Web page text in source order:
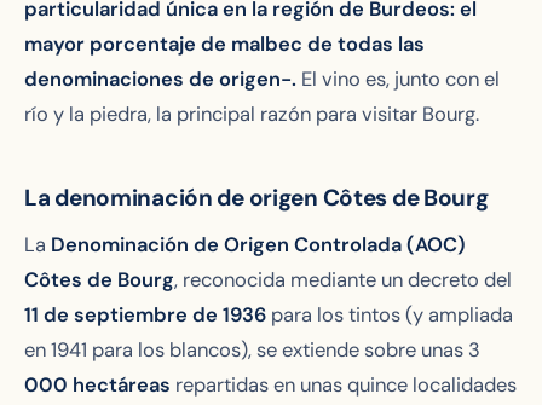
particularidad única en la región de Burdeos: el
mayor porcentaje de malbec de todas las
denominaciones de origen-. El vino es, junto con el
río y la piedra, la principal razón para visitar Bourg.
La denominación de origen Côtes de Bourg
La Denominación de Origen Controlada (AOC)
Côtes de Bourg, reconocida mediante un decreto del
11 de septiembre de 1936 para los tintos (y ampliada
en 1941 para los blancos), se extiende sobre unas 3
000 hectáreas repartidas en unas quince localidades